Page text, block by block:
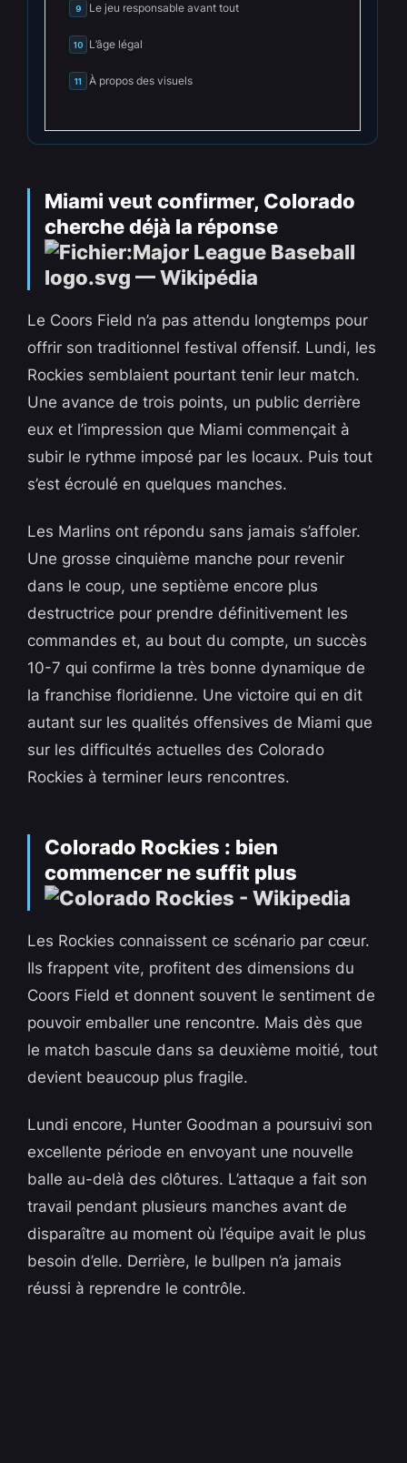
9 Le jeu responsable avant tout
10 L’âge légal
11 À propos des visuels
Miami veut confirmer, Colorado
cherche déjà la réponse
Le Coors Field n’a pas attendu longtemps pour
offrir son traditionnel festival offensif. Lundi, les
Rockies semblaient pourtant tenir leur match.
Une avance de trois points, un public derrière
eux et l’impression que Miami commençait à
subir le rythme imposé par les locaux. Puis tout
s’est écroulé en quelques manches.
Les Marlins ont répondu sans jamais s’affoler.
Une grosse cinquième manche pour revenir
dans le coup, une septième encore plus
destructrice pour prendre définitivement les
commandes et, au bout du compte, un succès
10-7 qui confirme la très bonne dynamique de
la franchise floridienne. Une victoire qui en dit
autant sur les qualités offensives de Miami que
sur les difficultés actuelles des Colorado
Rockies à terminer leurs rencontres.
Colorado Rockies : bien
commencer ne suffit plus
Les Rockies connaissent ce scénario par cœur.
Ils frappent vite, profitent des dimensions du
Coors Field et donnent souvent le sentiment de
pouvoir emballer une rencontre. Mais dès que
le match bascule dans sa deuxième moitié, tout
devient beaucoup plus fragile.
Lundi encore, Hunter Goodman a poursuivi son
excellente période en envoyant une nouvelle
balle au-delà des clôtures. L’attaque a fait son
travail pendant plusieurs manches avant de
disparaître au moment où l’équipe avait le plus
besoin d’elle. Derrière, le bullpen n’a jamais
réussi à reprendre le contrôle.